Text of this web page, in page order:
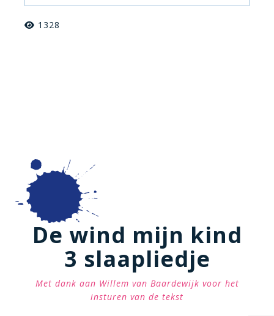
1328
De wind mijn kind
3 slaapliedje
Met dank aan Willem van Baardewijk voor het
insturen van de tekst